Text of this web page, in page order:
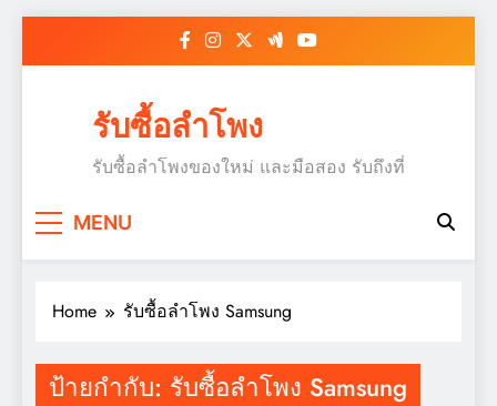
รับซื้อลำโพง
รับซื้อลำโพงของใหม่ และมือสอง รับถึงที่
MENU
Home รับซื้อลำโพง Samsung
ป้ายกำกับ: รับซื้อลำโพง Samsung